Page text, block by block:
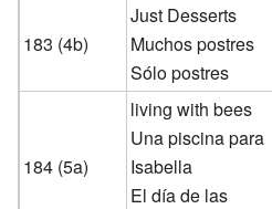
183 (4b)
Just Desserts
Muchos postres
Sólo postres
184 (5a)
living with bees
Una piscina para
Isabella
El día de las